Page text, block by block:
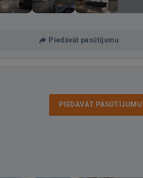
Piedāvāt pasūtījumu
PIEDĀVĀT PASŪTĪJUMU